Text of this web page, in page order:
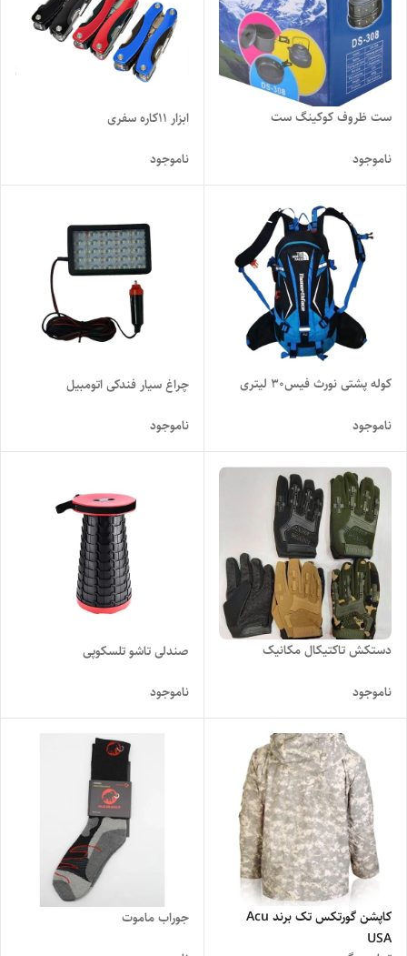
ست ظروف کوکینگ ست
ناموجود
ابزار ۱۱کاره سفری
ناموجود
کوله پشتی نورث فیس30 لیتری
ناموجود
چراغ سیار فندکی اتومبیل
ناموجود
دستکش تاکتیکال مکانیک
ناموجود
صندلی تاشو تلسکوپی
ناموجود
کاپشن گورتکس تک برند Acu
USA
جوراب ماموت